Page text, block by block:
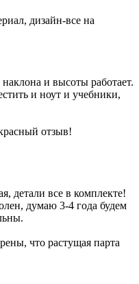
дизайн-все на
и высоты работает.
и ноут и учебники,
отзыв!
детали все в комплекте!
думаю 3-4 года будем
что растущая парта